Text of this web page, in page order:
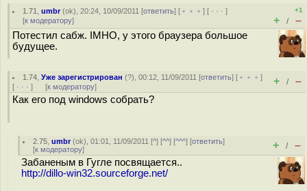
1.71 ,umbr(ok), 20:24, 10/09/2011 [ответить] [ ﹢﹢﹢] [ · · ·]
[к модератору]
+1
+ / –
Потестил сабж. IMHO, у этого браузера большое
будущее.
1.74 ,Уже зарегистрирован (?), 00:12, 11/09/2011 [ответить] [ ﹢﹢﹢]
[ · · · ] [к модератору] + / –
Как его под windows собрать?
2.75 ,umbr(ok), 01:01, 11/09/2011 [^] [^^] [^^^] [ответить]
[к модератору] + / –
Забаненым в Гугле посвящается..
http://dillo-win32.sourceforge.net/